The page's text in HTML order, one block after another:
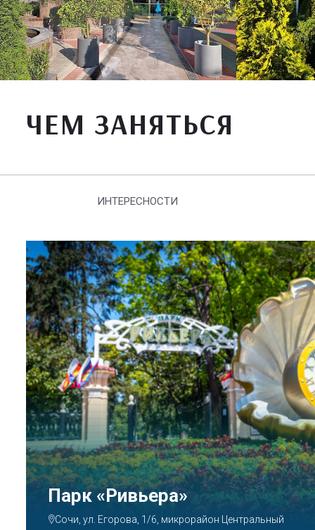
ЧЕМ ЗАНЯТЬСЯ
ИНТЕРЕСНОСТИ
Парк «Ривьера»
Сочи, ул. Егорова, 1/6, микрорайон Центральный